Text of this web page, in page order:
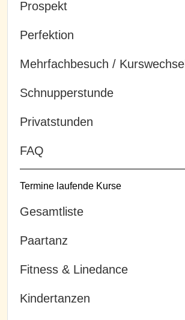
Prospekt
Perfektion
Mehrfachbesuch / Kurswechsel
Schnupperstunde
Privatstunden
FAQ
Termine laufende Kurse
Gesamtliste
Paartanz
Fitness & Linedance
Kindertanzen